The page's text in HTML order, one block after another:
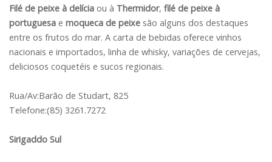
Filé de peixe à delícia ou à Thermidor, filé de peixe à
portuguesa e moqueca de peixe são alguns dos destaques
entre os frutos do mar. A carta de bebidas oferece vinhos
nacionais e importados, linha de whisky, variações de cervejas,
deliciosos coquetéis e sucos regionais.
Rua/Av:Barão de Studart, 825
Telefone:(85) 3261.7272
Sirigaddo Sul